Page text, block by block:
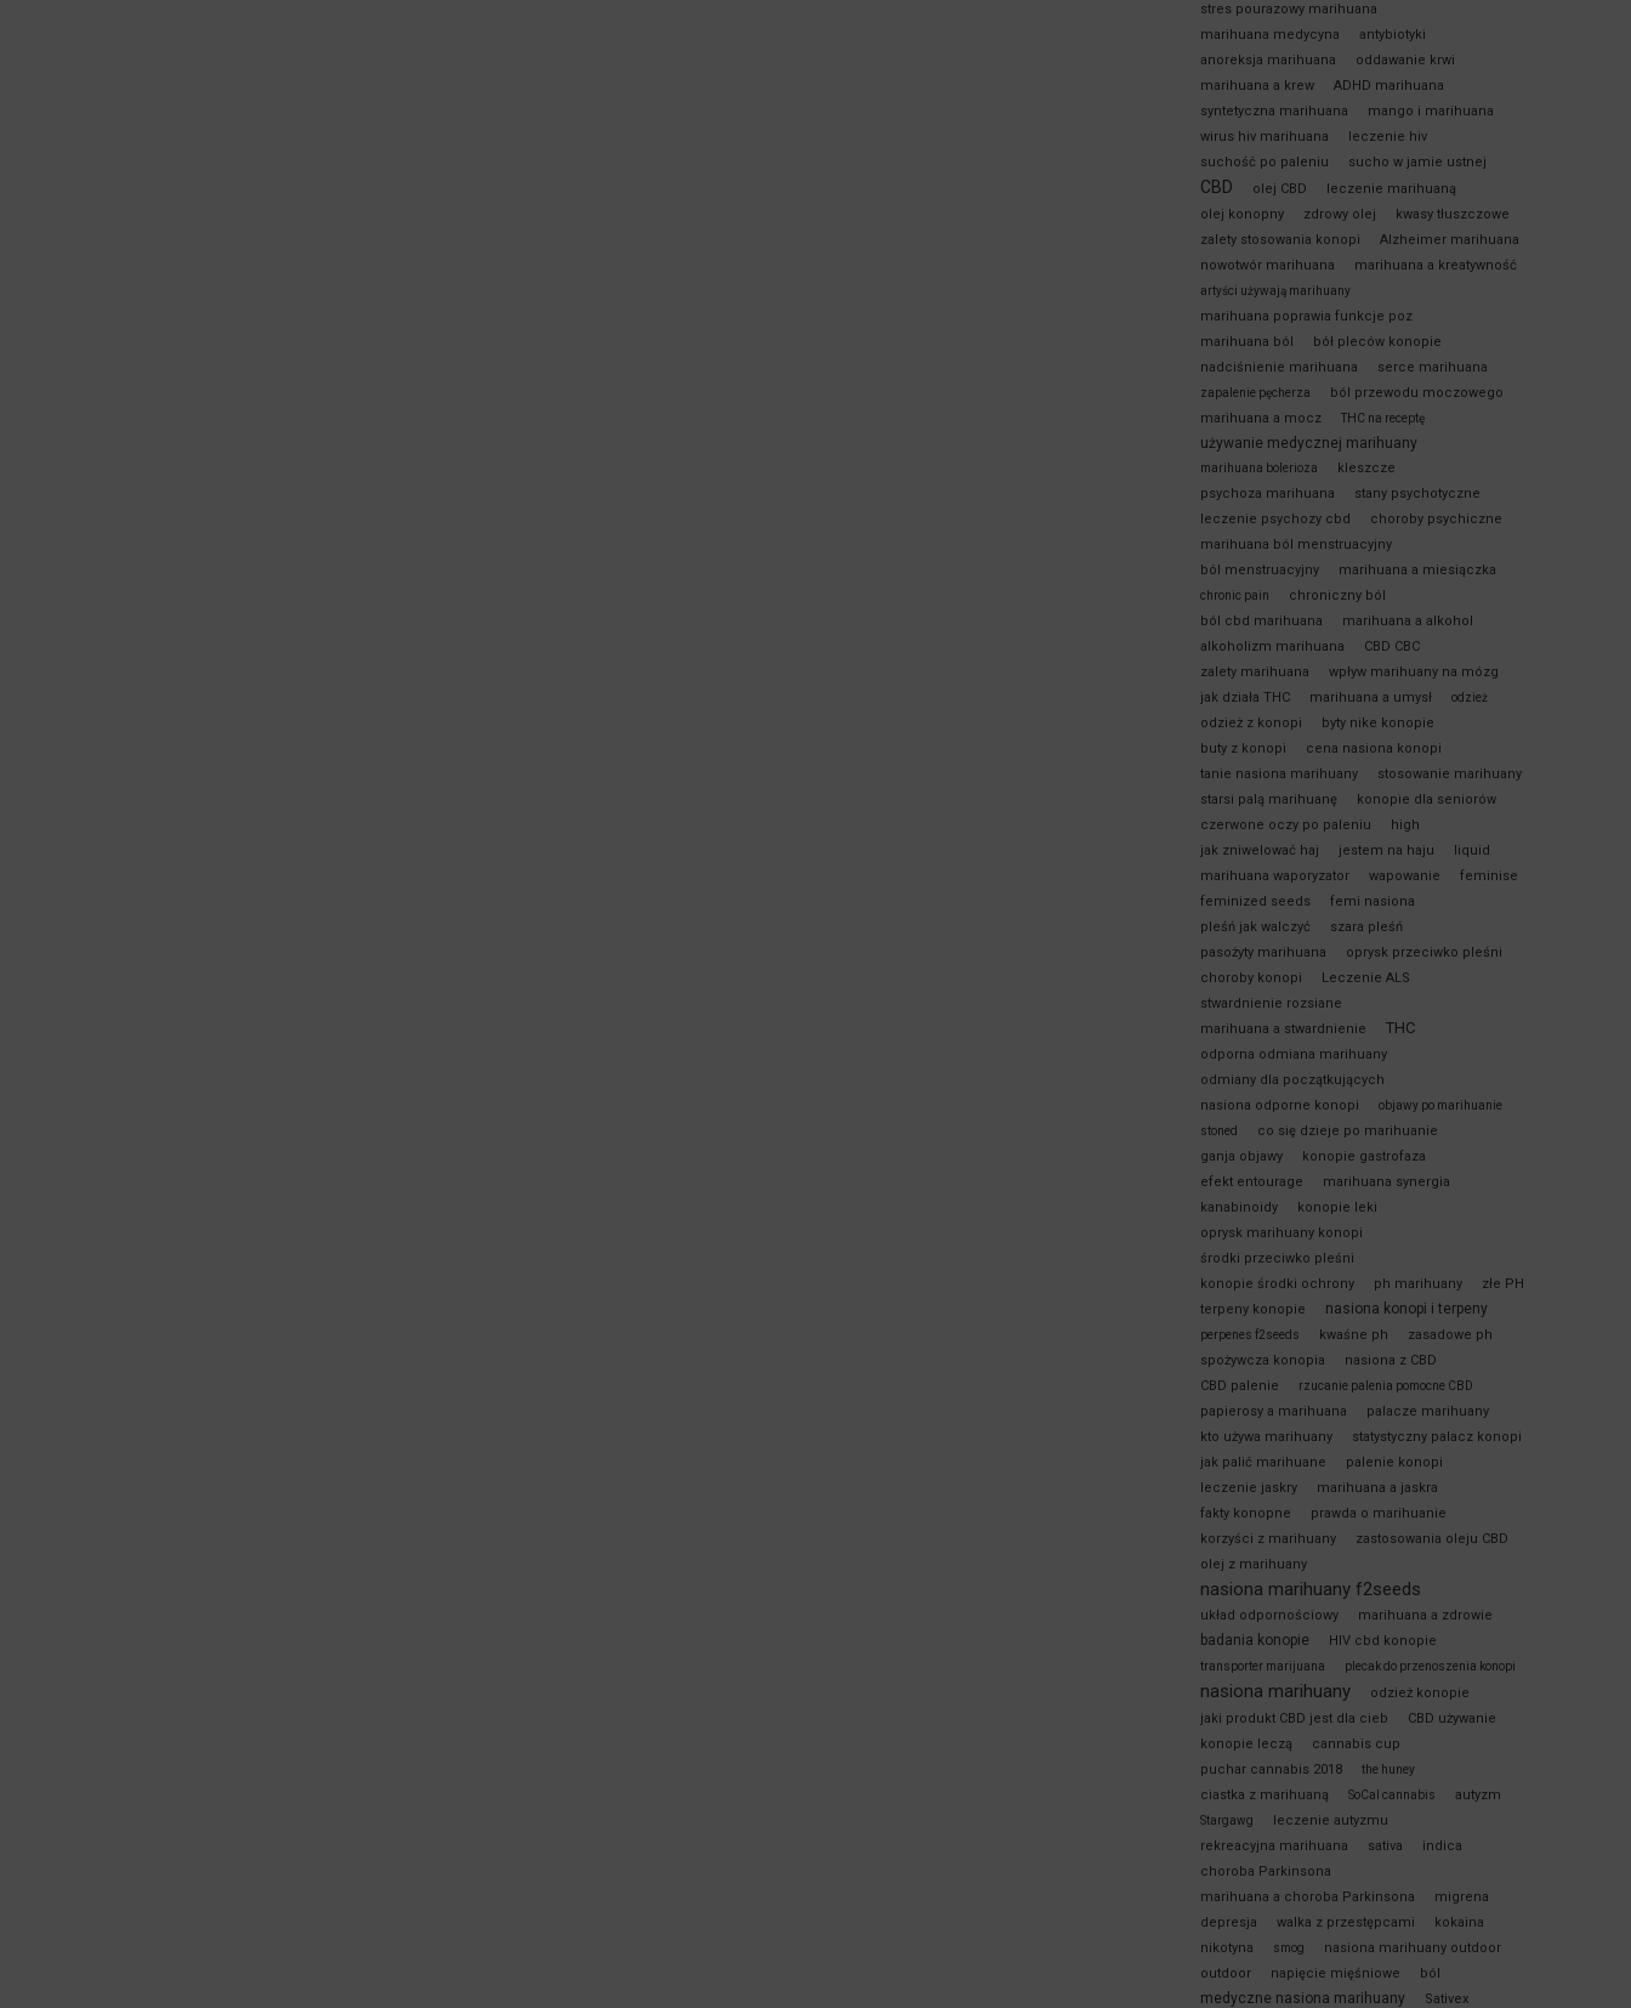
stres pourazowy marihuana
marihuana medycyna
antybiotyki
anoreksja marihuana
oddawanie krwi
marihuana a krew
ADHD marihuana
syntetyczna marihuana
mango i marihuana
wirus hiv marihuana
leczenie hiv
suchość po paleniu
sucho w jamie ustnej
CBD olej CBD
leczenie marihuaną
olej konopny
zdrowy olej
kwasy tłuszczowe
zalety stosowania konopi
Alzheimer marihuana
nowotwór marihuana
marihuana a kreatywność
artyści używają marihuany
marihuana poprawia funkcje poz
marihuana ból
bół pleców konopie
nadciśnienie marihuana
serce marihuana
zapalenie pęcherza
ból przewodu moczowego
marihuana a mocz
THC na receptę
używanie medycznej marihuany
marihuana bolerioza
kleszcze
psychoza marihuana
stany psychotyczne
leczenie psychozy cbd
choroby psychiczne
marihuana ból menstruacyjny
ból menstruacyjny
marihuana a miesiączka
chronic pain
chroniczny ból
ból cbd marihuana
marihuana a alkohol
alkoholizm marihuana
CBD CBC
zalety marihuana
wpływ marihuany na mózg
jak działa THC
marihuana a umysł odzież
odzież z konopi
byty nike konopie
buty z konopi
cena nasiona konopi
tanie nasiona marihuany
stosowanie marihuany
starsi palą marihuanę
konopie dla seniorów
czerwone oczy po paleniu
high
jak zniwelować haj
jestem na haju
liquid
marihuana waporyzator
wapowanie
feminise
feminized seeds
femi nasiona
pleśń jak walczyć
szara pleśń
pasożyty marihuana
oprysk przeciwko pleśni
choroby konopi
Leczenie ALS
stwardnienie rozsiane
marihuana a stwardnienie
THC
odporna odmiana marihuany
odmiany dla początkujących
nasiona odporne konopi
objawy po marihuanie
stoned
co się dzieje po marihuanie
ganja objawy
konopie gastrofaza
efekt entourage
marihuana synergia
kanabinoidy
konopie leki
oprysk marihuany konopi
środki przeciwko pleśni
konopie środki ochrony
ph marihuany
złe PH
terpeny konopie
nasiona konopi i terpeny
perpenes f2seeds kwaśne ph
zasadowe ph
spożywcza konopia
nasiona z CBD
CBD palenie
rzucanie palenia pomocne CBD
papierosy a marihuana
palacze marihuany
kto używa marihuany
statystyczny palacz konopi
jak palić marihuane
palenie konopi
leczenie jaskry
marihuana a jaskra
fakty konopne
prawda o marihuanie
korzyści z marihuany
zastosowania oleju CBD
olej z marihuany
nasiona marihuany f2seeds
układ odpornościowy marihuana a zdrowie
badania konopie HIV cbd konopie
transporter marijuana plecak do przenoszenia konopi
nasiona marihuany
odzież konopie
jaki produkt CBD jest dla cieb
CBD używanie
konopie leczą
cannabis cup
puchar cannabis 2018
the huney
ciastka z marihuaną SoCal cannabis autyzm
Stargawg
leczenie autyzmu
rekreacyjna marihuana
sativa
indica
choroba Parkinsona
marihuana a choroba Parkinsona
migrena
depresja
walka z przestępcami
kokaina
nikotyna
smog
nasiona marihuany outdoor
outdoor
napięcie mięśniowe ból
medyczne nasiona marihuany Sativex